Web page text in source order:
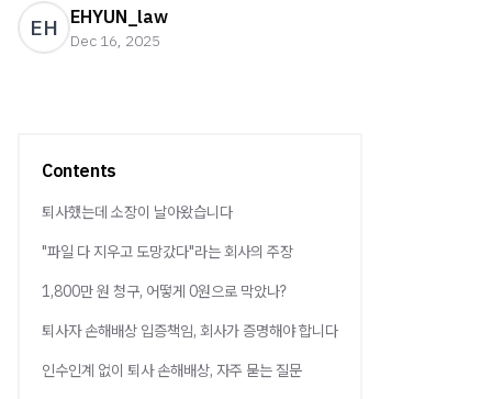
EH EHYUN_law
Dec 16, 2025
Contents
퇴사했는데 소장이 날아왔습니다
"파일 다 지우고 도망갔다"라는 회사의 주장
1,800만 원 청구, 어떻게 0원으로 막았나?
퇴사자 손해배상 입증책임, 회사가 증명해야 합니다
인수인계 없이 퇴사 손해배상, 자주 묻는 질문